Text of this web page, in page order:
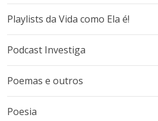
Playlists da Vida como Ela é!
Podcast Investiga
Poemas e outros
Poesia